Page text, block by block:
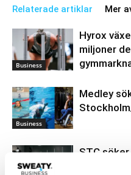
Relaterade artiklar Mer
Business
Hyrox
miljoner
Business
Medley
STC